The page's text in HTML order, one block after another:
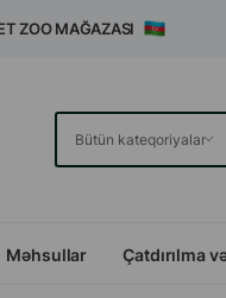
ZOO MAĞAZASI
Məhsullar Çatdırılma